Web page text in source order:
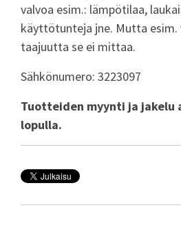
valvoa esim.: lämpötilaa,
käyttötunteja jne. Mutta
taajuutta se ei mittaa.
Sähkönumero: 3223097
Tuotteiden myynti ja jakelu
lopulla.